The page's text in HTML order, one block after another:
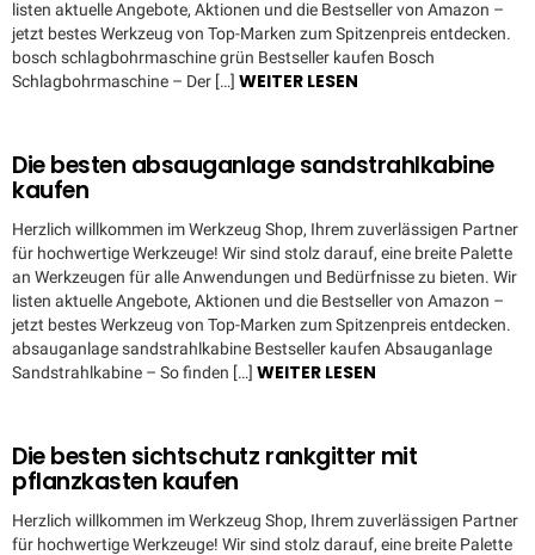
listen aktuelle Angebote, Aktionen und die Bestseller von Amazon –
jetzt bestes Werkzeug von Top-Marken zum Spitzenpreis entdecken.
bosch schlagbohrmaschine grün Bestseller kaufen Bosch
Schlagbohrmaschine – Der […] WEITER LESEN
Die besten absauganlage sandstrahlkabine
kaufen
Herzlich willkommen im Werkzeug Shop, Ihrem zuverlässigen Partner
für hochwertige Werkzeuge! Wir sind stolz darauf, eine breite Palette
an Werkzeugen für alle Anwendungen und Bedürfnisse zu bieten. Wir
listen aktuelle Angebote, Aktionen und die Bestseller von Amazon –
jetzt bestes Werkzeug von Top-Marken zum Spitzenpreis entdecken.
absauganlage sandstrahlkabine Bestseller kaufen Absauganlage
Sandstrahlkabine – So finden […] WEITER LESEN
Die besten sichtschutz rankgitter mit
pflanzkasten kaufen
Herzlich willkommen im Werkzeug Shop, Ihrem zuverlässigen Partner
für hochwertige Werkzeuge! Wir sind stolz darauf, eine breite Palette